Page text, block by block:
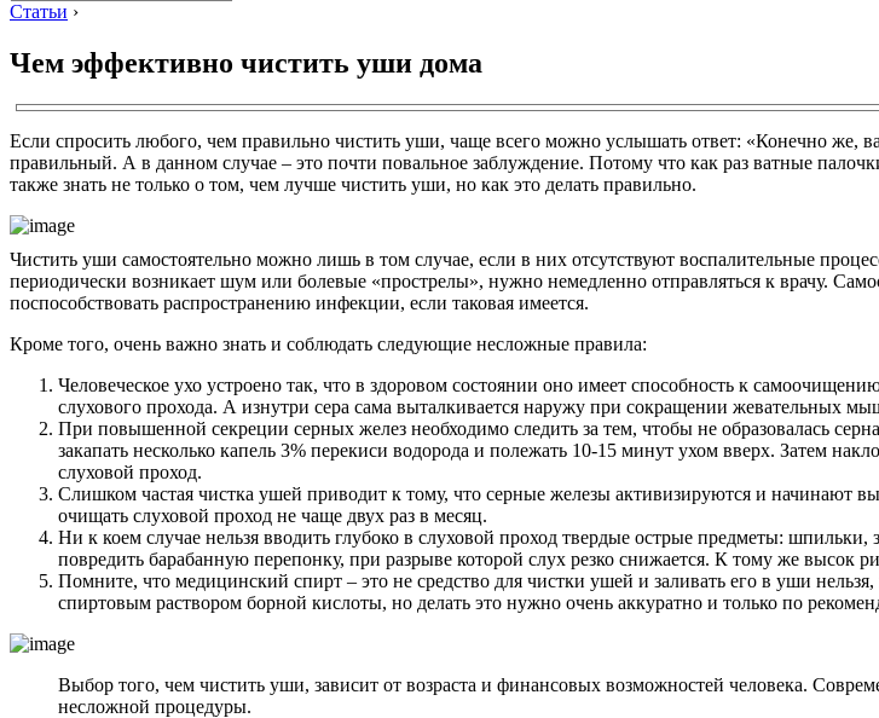
Статьи ›
Чем эффективно чистить уши дома
Если спросить любого, чем правильно чистить уши, чаще всего можно услышать ответ: «Конечно же,
правильный. А в данном случае – это почти повальное заблуждение. Потому что как раз ватные
также знать не только о том, чем лучше чистить уши, но как это делать правильно.
Чистить уши самостоятельно можно лишь в том случае, если в них отсутствуют воспалительные
периодически возникает шум или болевые «прострелы», нужно немедленно отправляться к врачу.
поспособствовать распространению инфекции, если таковая имеется.
Кроме того, очень важно знать и соблюдать следующие несложные правила:
Человеческое ухо устроено так, что в здоровом состоянии оно имеет способность к
слухового прохода. А изнутри сера сама выталкивается наружу при сокращении жевательных
При повышенной секреции серных желез необходимо следить за тем, чтобы не образовалась
закапать несколько капель 3% перекиси водорода и полежать 10-15 минут ухом вверх. Затем
слуховой проход.
Слишком частая чистка ушей приводит к тому, что серные железы активизируются и начинают
очищать слуховой проход не чаще двух раз в месяц.
Ни к коем случае нельзя вводить глубоко в слуховой проход твердые острые предметы:
повредить барабанную перепонку, при разрыве которой слух резко снижается. К тому же высок
Помните, что медицинский спирт – это не средство для чистки ушей и заливать его в уши
спиртовым раствором борной кислоты, но делать это нужно очень аккуратно и только по
Выбор того, чем чистить уши, зависит от возраста и финансовых возможностей человека.
несложной процедуры.